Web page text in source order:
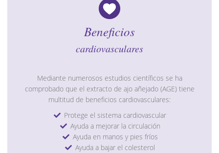
Salud Digestiva
Defensas
Beneficios
cardiovasculares
Mediante numerosos estudios científicos se ha
comprobado que el extracto de ajo añejado (AGE) tiene
multitud de beneficios cardiovasculares:
Protege el sistema cardiovascular
Ayuda a mejorar la circulación
Ayuda en manos y pies fríos
Ayuda a bajar el colesterol